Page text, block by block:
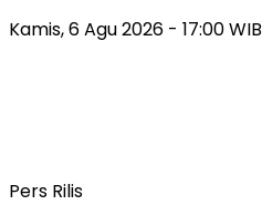
Kamis, 6 Agu 2026 - 17:00 WIB
Pers Rilis